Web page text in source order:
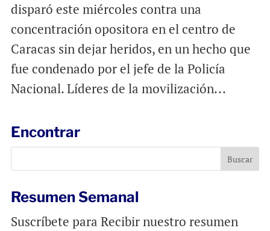
disparó este miércoles contra una
concentración opositora en el centro de
Caracas sin dejar heridos, en un hecho que
fue condenado por el jefe de la Policía
Nacional. Líderes de la movilización...
Encontrar
Resumen Semanal
Suscríbete para Recibir nuestro resumen